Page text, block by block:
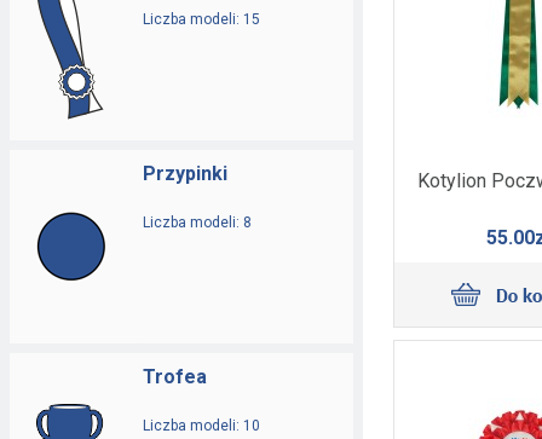
Liczba modeli: 15
Przypinki
Liczba modeli: 8
Trofea
Liczba modeli: 10
Kotylion